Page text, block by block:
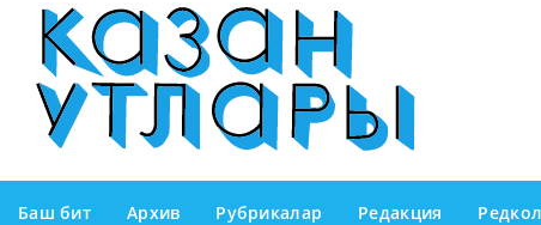
Баш бит Архив Рубрикалар Редакция